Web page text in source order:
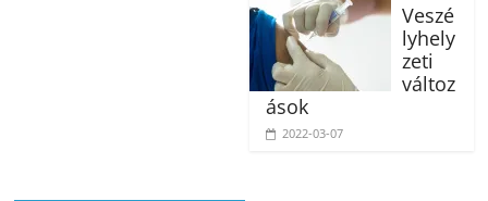
Veszé
lyhely
zeti
változ
ások
2022-03-07